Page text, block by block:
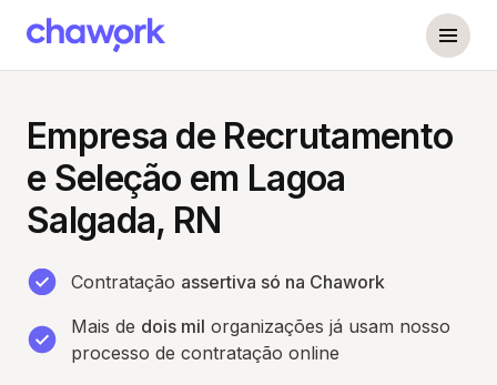
Empresa de Recrutamento
e Seleção em Lagoa
Salgada, RN
Contratação assertiva só na Chawork
Mais de dois mil organizações já usam nosso
processo de contratação online